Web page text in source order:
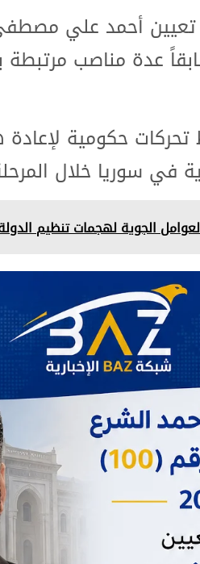
تعيين أحمد علي
وشغل سابقاً عدة مناصب
حكومية
في سوريا خلال
الجوية لهجمات تنظيم